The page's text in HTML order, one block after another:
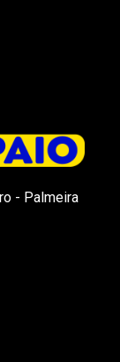
- Palmeira